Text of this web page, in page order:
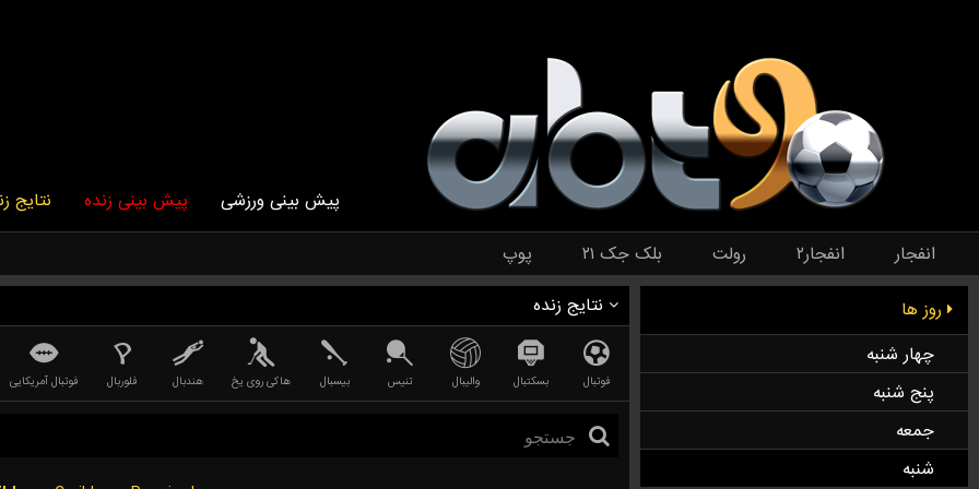
پیش بینی ورزشی پیش بینی زنده نتایج
انفجار انفجار۲ رولت بلک جک ۲۱ پوپ
روز ها
چهار شنبه
پنج شنبه
جمعه
شنبه
نتایج زنده
فوتبال بسکتبال والیبال تنیس بیسبال هاکی روی یخ هندبال فلوربال فوتبال آمریکایی